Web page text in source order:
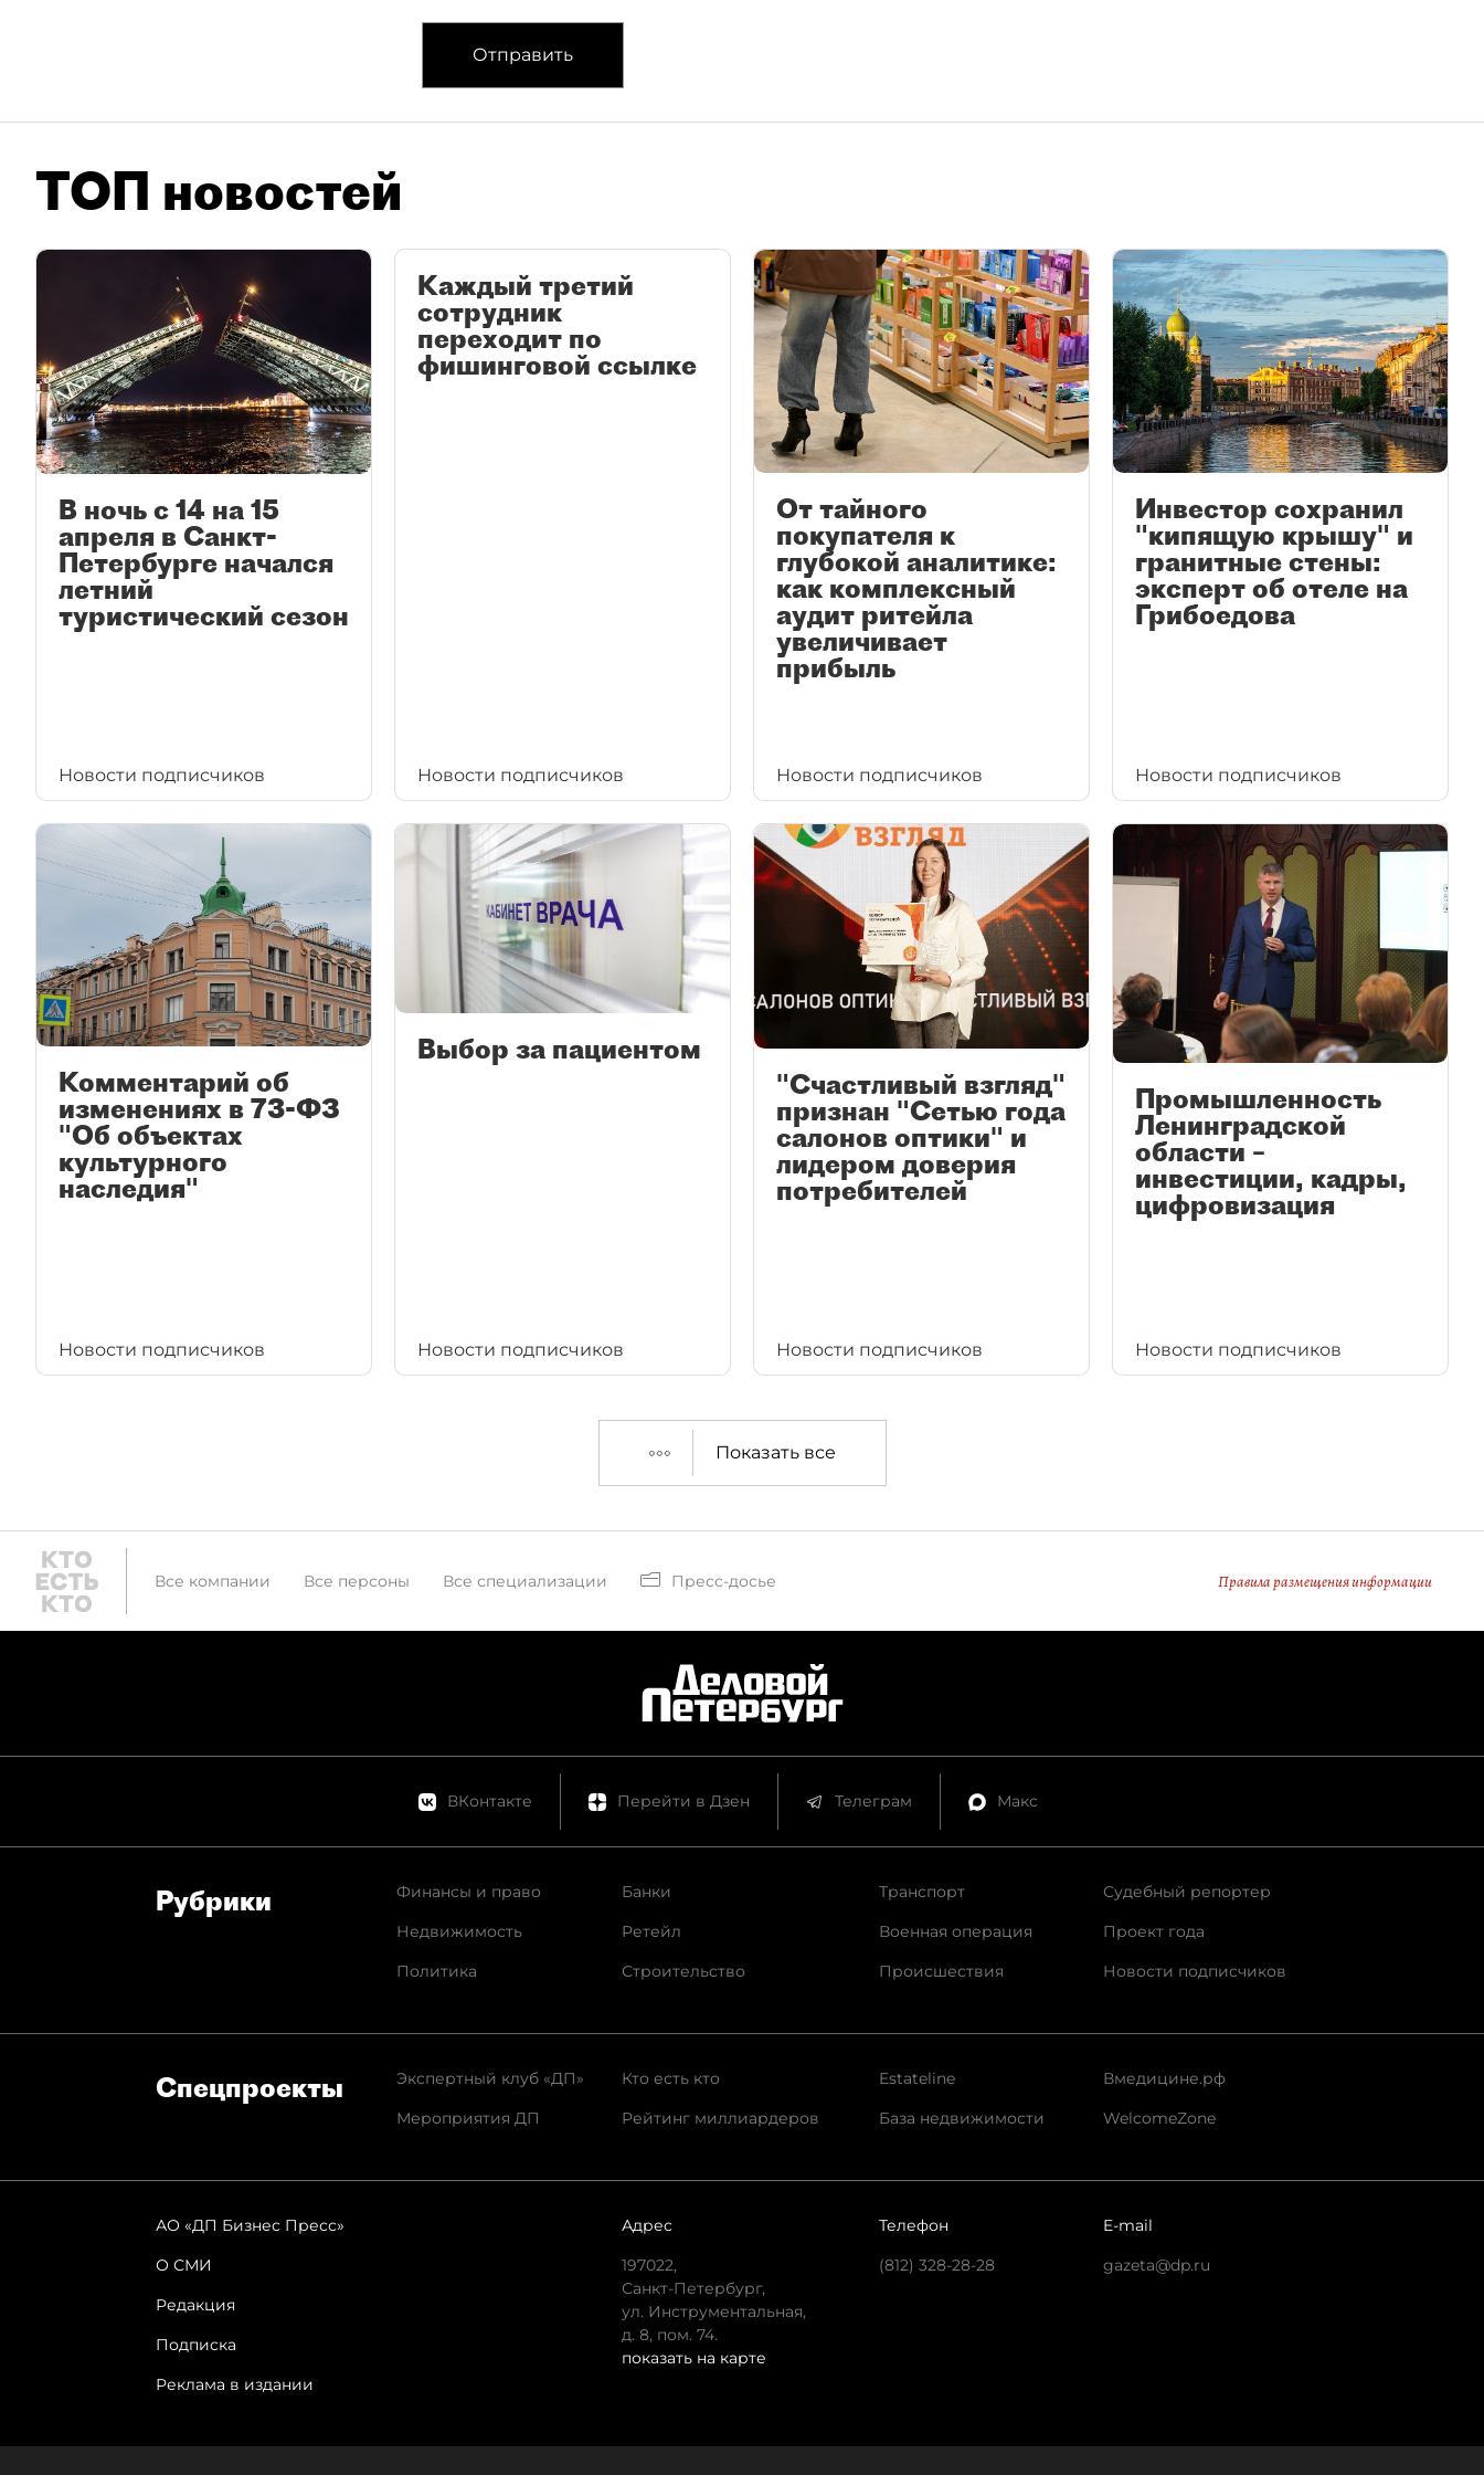
Отправить
ТОП новостей
В ночь с 14 на 15
апреля в Санкт-
Петербурге начался
летний
туристический сезон
Новости подписчиков
Каждый третий
сотрудник
переходит по
фишинговой ссылке
Новости подписчиков
От тайного
покупателя к
глубокой аналитике:
как комплексный
аудит ритейла
увеличивает
прибыль
Новости подписчиков
Инвестор сохранил
"кипящую крышу" и
гранитные стены:
эксперт об отеле на
Грибоедова
Новости подписчиков
Комментарий об
изменениях в 73-ФЗ
"Об объектах
культурного
наследия"
Новости подписчиков
Выбор за пациентом
Новости подписчиков
"Счастливый взгляд"
признан "Сетью года
салонов оптики" и
лидером доверия
потребителей
Новости подписчиков
Промышленность
Ленинградской
области –
инвестиции, кадры,
цифровизация
Новости подписчиков
Показать все
Все компании Все персоны Все специализации Пресс-досье Правила размещения информации
ВКонтакте Перейти в Дзен Телеграм Макс
Рубрики
Финансы и право
Недвижимость
Политика
Банки
Ретейл
Строительство
Транспорт
Военная операция
Происшествия
Судебный репортер
Проект года
Новости подписчиков
Спец­проекты
Экспертный клуб «ДП»
Мероприятия ДП
Кто есть кто
Рейтинг миллиардеров
Estateline
База недвижимости
Вмедицине.рф
WelcomeZone
АО «ДП Бизнес Пресс»
О СМИ
Редакция
Подписка
Реклама в издании
Адрес
197022,
Санкт-Петербург,
ул. Инструментальная,
д. 8, пом. 74.
показать на карте
Телефон
(812) 328-28-28
E-mail
gazeta@dp.ru